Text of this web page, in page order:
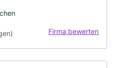
Firma bewerten